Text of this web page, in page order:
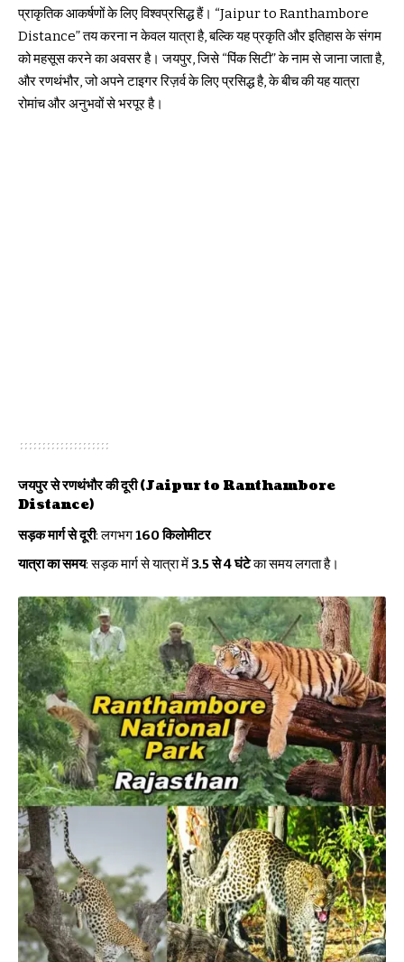
प्राकृतिक आकर्षणों के लिए विश्वप्रसिद्ध हैं। “Jaipur to Ranthambore
Distance” तय करना न केवल यात्रा है, बल्कि यह प्रकृति और इतिहास के संगम
को महसूस करने का अवसर है। जयपुर, जिसे “पिंक सिटी” के नाम से जाना जाता है,
और रणथंभौर, जो अपने टाइगर रिज़र्व के लिए प्रसिद्ध है, के बीच की यह यात्रा
रोमांच और अनुभवों से भरपूर है।
जयपुर से रणथंभौर की दूरी(Jaipur to Ranthambore
Distance)
सड़क मार्ग से दूरी: लगभग160 किलोमीटर
यात्रा का समय: सड़क मार्ग से यात्रा में3.5 से 4 घंटेका समय लगता है।